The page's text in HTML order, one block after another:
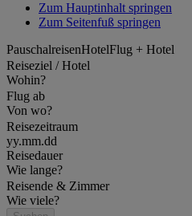
Zum Hauptinhalt springen
Zum Seitenfuß springen
PauschalreisenHotelFlug + Hotel
Reiseziel / Hotel
Wohin?
Flug ab
Von wo?
Reisezeitraum
yy.mm.dd
Reisedauer
Wie lange?
Reisende & Zimmer
Wie viele?